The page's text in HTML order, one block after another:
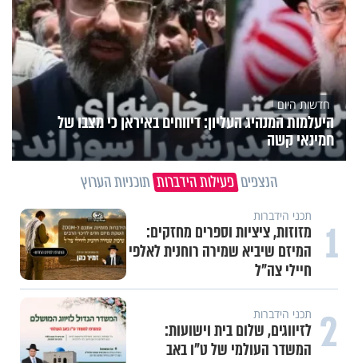
חדשות היום
היעלמות המנהיג העליון: דיווחים באיראן כי מצבו של
חמינאי קשה
הנצפים פעילות הידברות תוכניות הערוץ
1 תכני הידברות
מזוזות, ציציות וספרים מחזקים:
המיזם שיביא שמירה רוחנית לאלפי
חיילי צה"ל
2 תכני הידברות
לזיווגים, שלום בית וישועות:
המשדר העולמי של ט"ו באב